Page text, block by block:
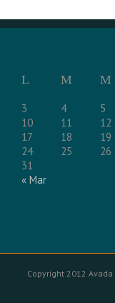
L
M M
3
4 5
10
11 12
17
18 19
24
25 26
31
« Mar
Copyright 2012